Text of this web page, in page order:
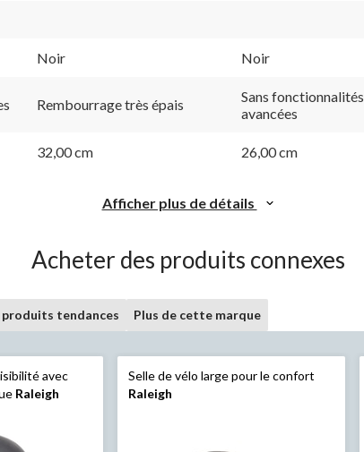
Noir Noir
Rembourrage très épais
Sans fonctionnalités
avancées
32,00 cm 26,00 cm
Afficher plus de détails
Acheter des produits connexes
produits tendances Plus de cette marque
avec
Raleigh
Selle de vélo large pour le confort
Raleigh